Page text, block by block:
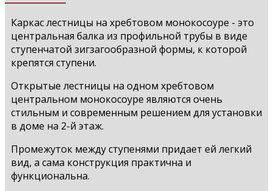
Каркас лестницы на хребтовом монокосоуре - это
центральная балка из профильной трубы в виде
ступенчатой зигзагообразной формы, к которой
крепятся ступени.
Открытые лестницы на одном хребтовом
центральном монокосоуре являются очень
стильным и современным решением для установки
в доме на 2-й этаж.
Промежуток между ступенями придает ей легкий
вид, а сама конструкция практична и
функциональна.